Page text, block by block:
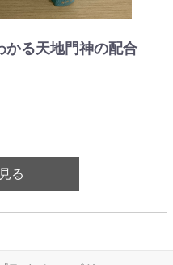
る天地門神の配合
る